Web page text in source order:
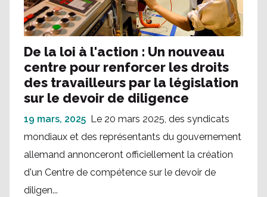
De la loi à l'action : Un nouveau
centre pour renforcer les droits
des travailleurs par la législation
sur le devoir de diligence
19 mars, 2025 Le 20 mars 2025, des syndicats
mondiaux et des représentants du gouvernement
allemand annonceront officiellement la création
d'un Centre de compétence sur le devoir de
diligen...